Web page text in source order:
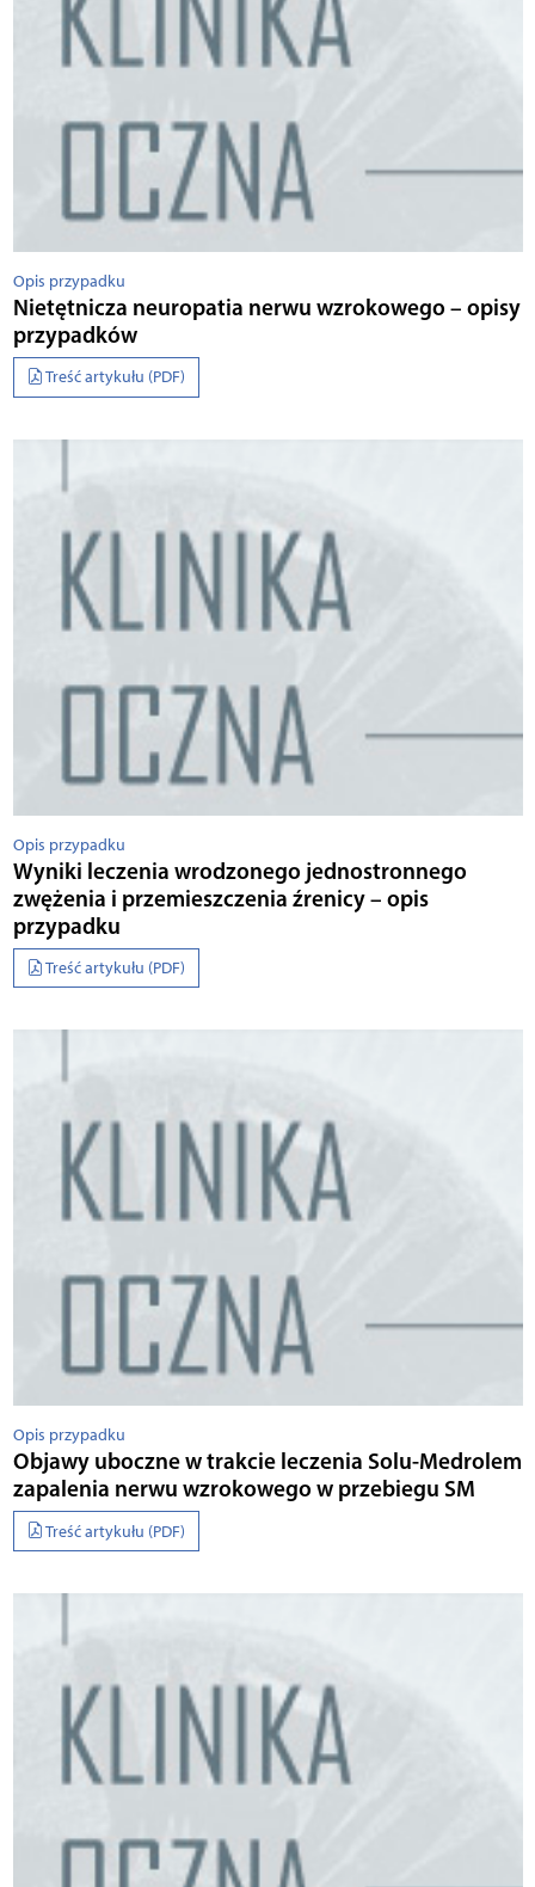
Opis przypadku
Nietętnicza neuropatia nerwu wzrokowego – opisy
przypadków
Treść artykułu (PDF)
Opis przypadku
Wyniki leczenia wrodzonego jednostronnego
zwężenia i przemieszczenia źrenicy – opis
przypadku
Treść artykułu (PDF)
Opis przypadku
Objawy uboczne w trakcie leczenia Solu-Medrolem
zapalenia nerwu wzrokowego w przebiegu SM
Treść artykułu (PDF)